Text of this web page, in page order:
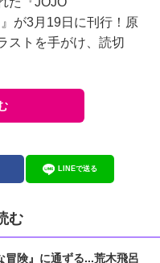
が3月19日に刊行！原
ストを手がけ、読切
LINEで送る
む
冒険』に通ずる...荒木飛呂